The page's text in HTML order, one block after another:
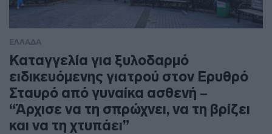
ΕΛΛΑΔΑ
Καταγγελία για ξυλοδαρμό
ειδικευόμενης γιατρού στον Ερυθρό
Σταυρό από γυναίκα ασθενή –
“Άρχισε να τη σπρώχνει, να τη βρίζει
και να τη χτυπάει”